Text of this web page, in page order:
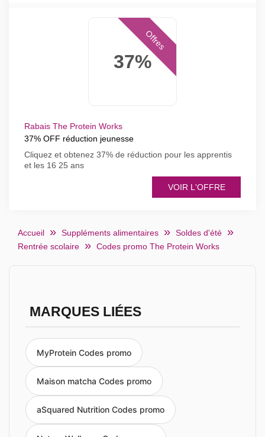
37%
Offres
Rabais The Protein Works
37% OFF réduction jeunesse
Cliquez et obtenez 37% de réduction pour les apprentis
et les 16 25 ans
VOIR L'OFFRE
Accueil Suppléments alimentaires
Soldes d'été
Rentrée scolaire
Codes promo The Protein Works
MARQUES LIÉES
MyProtein Codes promo
Maison matcha Codes promo
aSquared Nutrition Codes promo